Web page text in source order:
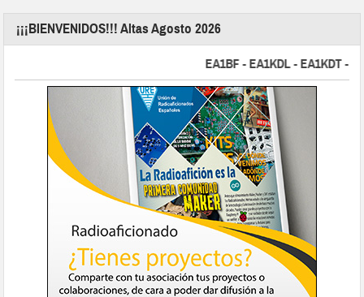
¡¡¡BIENVENIDOS!!! Altas Agosto 2026
EA1BF - EA1KDL - EA1KDT -